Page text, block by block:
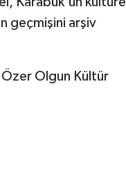
geçmişini arşiv
Olgun Kültür